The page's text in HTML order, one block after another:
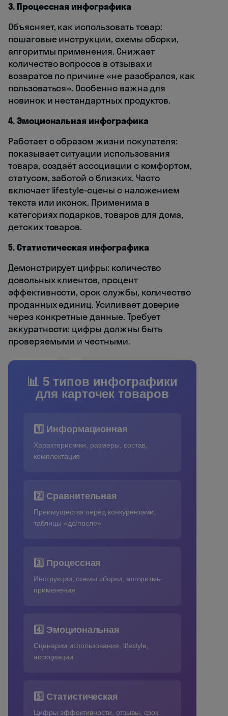
3. Процессная инфографика
Объясняет, как использовать товар:
пошаговые инструкции, схемы сборки,
алгоритмы применения. Снижает
количество вопросов в отзывах и
возвратов по причине «не разобрался, как
пользоваться». Особенно важна для
новинок и нестандартных продуктов.
4. Эмоциональная инфографика
Работает с образом жизни покупателя:
показывает ситуации использования
товара, создаёт ассоциации с комфортом,
статусом, заботой о близких. Часто
включает lifestyle-сцены с наложением
текста или иконок. Применима в
категориях подарков, товаров для дома,
детских товаров.
5. Статистическая инфографика
Демонстрирует цифры: количество
довольных клиентов, процент
эффективности, срок службы, количество
проданных единиц. Усиливает доверие
через конкретные данные. Требует
аккуратности: цифры должны быть
проверяемыми и честными.
📊 5 типов инфографики
для карточек товаров
1️⃣ Информационная
Характеристики, размеры, состав,
комплектация
2️⃣ Сравнительная
Преимущества перед конкурентами,
таблицы «до/после»
3️⃣ Процессная
Инструкции, схемы сборки, алгоритмы
применения
4️⃣ Эмоциональная
Сценарии использования, lifestyle,
ассоциации
5️⃣ Статистическая
Цифры эффективности, отзывы, срок